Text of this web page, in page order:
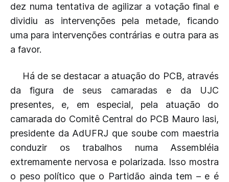
dez numa tentativa de agilizar a votação final e
dividiu as intervenções pela metade, ficando
uma para intervenções contrárias e outra para as
a favor.
Há de se destacar a atuação do PCB, através
da figura de seus camaradas e da UJC
presentes, e, em especial, pela atuação do
camarada do Comitê Central do PCB Mauro Iasi,
presidente da AdUFRJ que soube com maestria
conduzir os trabalhos numa Assembléia
extremamente nervosa e polarizada. Isso mostra
o peso político que o Partidão ainda tem – e é